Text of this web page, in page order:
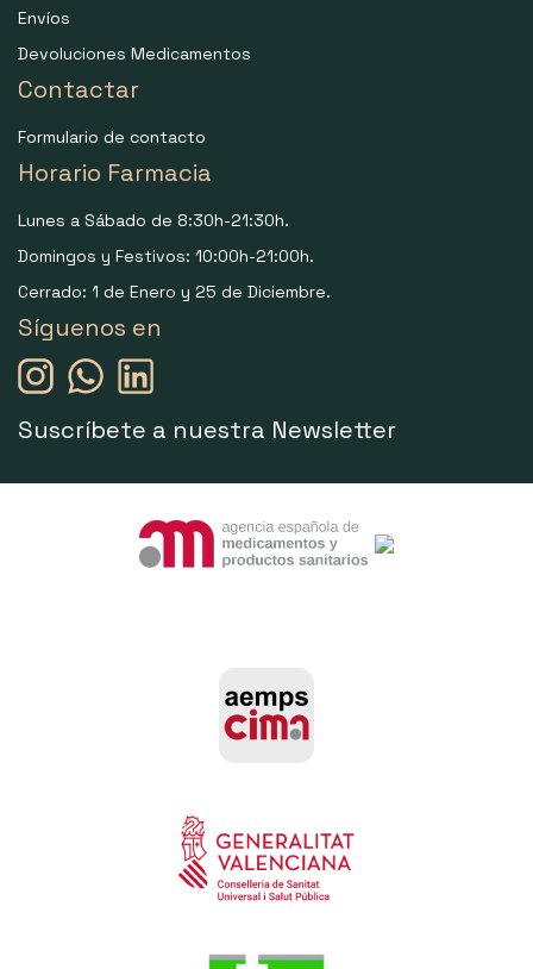
Envíos
Devoluciones Medicamentos
Contactar
Formulario de contacto
Horario Farmacia
Lunes a Sábado de 8:30h-21:30h.
Domingos y Festivos: 10:00h-21:00h.
Cerrado: 1 de Enero y 25 de Diciembre.
Síguenos en
Suscríbete a nuestra Newsletter